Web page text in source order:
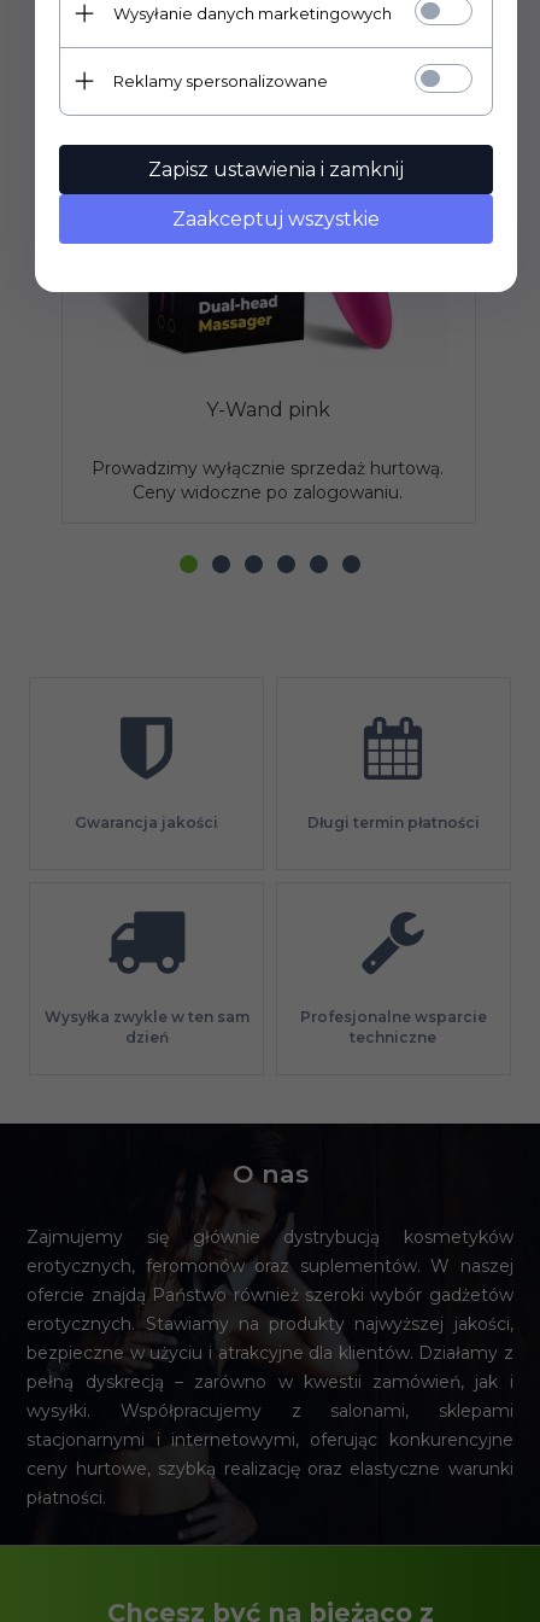
Y-Wand pink
Prowadzimy wyłącznie sprzedaż hurtową.
Ceny widoczne po zalogowaniu.
Gwarancja jakości Długi termin płatności
Wysyłka zwykle w ten sam
dzień
Profesjonalne wsparcie
techniczne
O nas
Zajmujemy się głównie dystrybucją kosmetyków
erotycznych, feromonów oraz suplementów. W naszej
ofercie znajdą Państwo również szeroki wybór gadżetów
erotycznych. Stawiamy na produkty najwyższej jakości,
bezpieczne w użyciu i atrakcyjne dla klientów. Działamy z
pełną dyskrecją – zarówno w kwestii zamówień, jak i
wysyłki. Współpracujemy z salonami, sklepami
stacjonarnymi i internetowymi, oferując konkurencyjne
ceny hurtowe, szybką realizację oraz elastyczne warunki
płatności.
Chcesz być na bieżąco z
Wysyłanie danych marketingowych
Reklamy spersonalizowane
Zapisz ustawienia i zamknij
Zaakceptuj wszystkie